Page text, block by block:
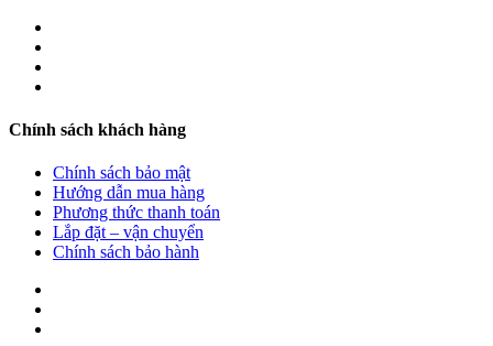
Chính sách khách hàng
Chính sách bảo mật
Hướng dẫn mua hàng
Phương thức thanh toán
Lắp đặt – vận chuyển
Chính sách bảo hành